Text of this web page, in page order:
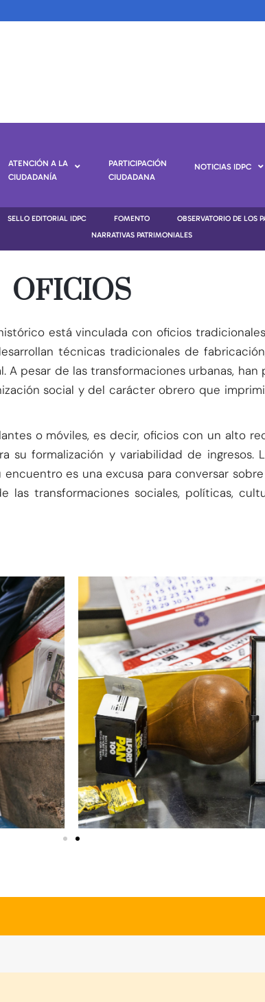
ATENCIÓN A LA
CIUDADANÍA
PARTICIPACIÓN
CIUDADANA
NOTICIAS IDPC
SELLO EDITORIAL IDPC FOMENTO OBSERVATORIO DE LOS
NARRATIVAS PATRIMONIALES
OFICIOS
está vinculada con oficios
técnicas tradicionales de
A pesar de las transformaciones urbanas,
social y del carácter obrero que
o móviles, es decir, oficios con un alto
formalización y variabilidad de ingresos.
es una excusa para conversar
transformaciones sociales, políticas,